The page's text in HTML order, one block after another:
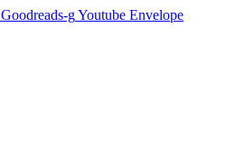
Goodreads-gYoutube Envelope